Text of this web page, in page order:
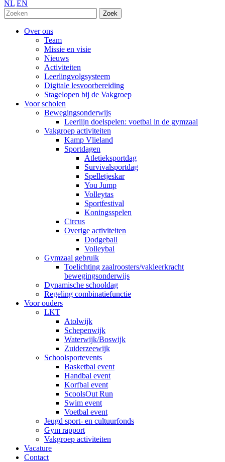
NL EN
Zoek
Over ons
Team
Missie en visie
Nieuws
Activiteiten
Leerlingvolgsysteem
Digitale lesvoorbereiding
Stagelopen bij de Vakgroep
Voor scholen
Bewegingsonderwijs
Leerlijn doelspelen: voetbal in de gymzaal
Vakgroep activiteiten
Kamp Vlieland
Sportdagen
Atletieksportdag
Survivalsportdag
Spelletjeskar
You Jump
Volleytas
Sportfestival
Koningsspelen
Circus
Overige activiteiten
Dodgeball
Volleybal
Gymzaal gebruik
Toelichting zaalroosters/vakleerkracht
bewegingsonderwijs
Dynamische schooldag
Regeling combinatiefunctie
Voor ouders
LKT
Atolwijk
Schepenwijk
Waterwijk/Boswijk
Zuiderzeewijk
Schoolsportevents
Basketbal event
Handbal event
Korfbal event
ScoolsOut Run
Swim event
Voetbal event
Jeugd sport- en cultuurfonds
Gym rapport
Vakgroep activiteiten
Vacature
Contact